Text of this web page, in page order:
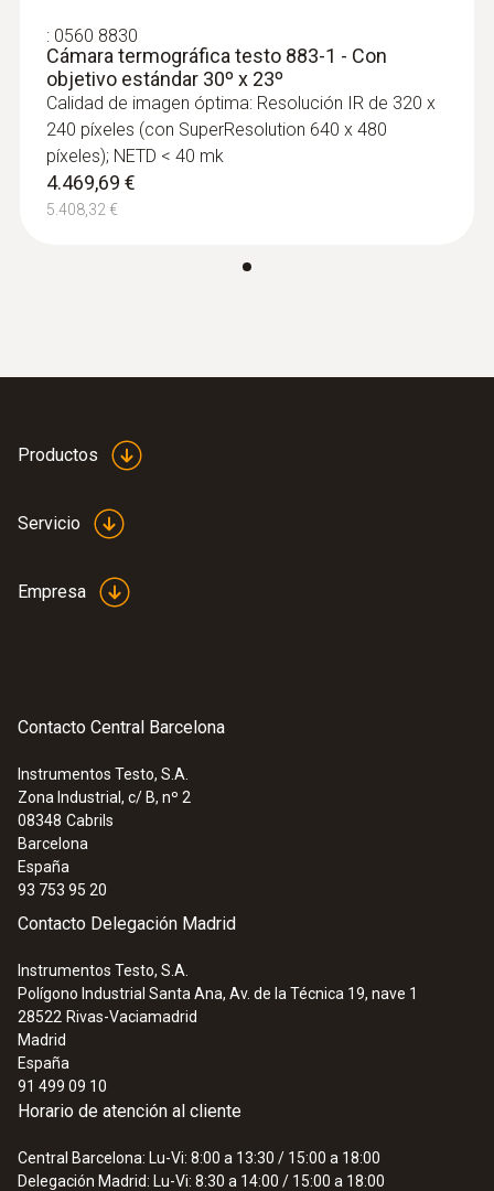
: 0560 8830
Cámara termográfica testo 883-1 - Con
objetivo estándar 30º x 23º
Calidad de imagen óptima: Resolución IR de 320 x
240 píxeles (con SuperResolution 640 x 480
píxeles); NETD < 40 mk
4.469,69 €
5.408,32 €
Productos
Servicio
Empresa
Contacto Central Barcelona
Instrumentos Testo, S.A.
Zona Industrial, c/ B, nº 2
08348 Cabrils
Barcelona
España
93 753 95 20
Contacto Delegación Madrid
Instrumentos Testo, S.A.
Polígono Industrial Santa Ana, Av. de la Técnica 19, nave 1
28522 Rivas-Vaciamadrid
Madrid
España
91 499 09 10
Horario de atención al cliente
Central Barcelona: Lu-Vi: 8:00 a 13:30 / 15:00 a 18:00
Delegación Madrid: Lu-Vi: 8:30 a 14:00 / 15:00 a 18:00